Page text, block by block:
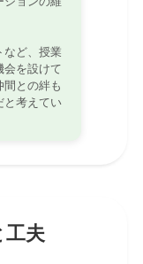
など、授業
会を設けて
間との絆も
と考えてい
工夫